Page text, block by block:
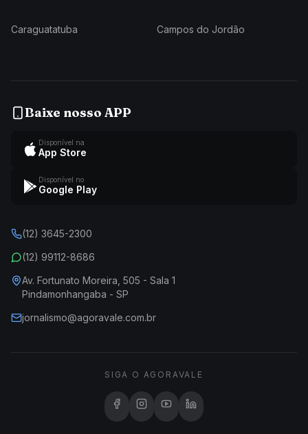
Caraguatatuba Campos do Jordão
Baixe nosso APP
Disponível na
App Store
Disponível no
Google Play
(12) 3645-2300
(12) 99112-8686
Av. Fortunato Moreira, 505 - Sala 1
Pindamonhangaba - SP
jornalismo@agoravale.com.br
SIGA O AGORAVALE